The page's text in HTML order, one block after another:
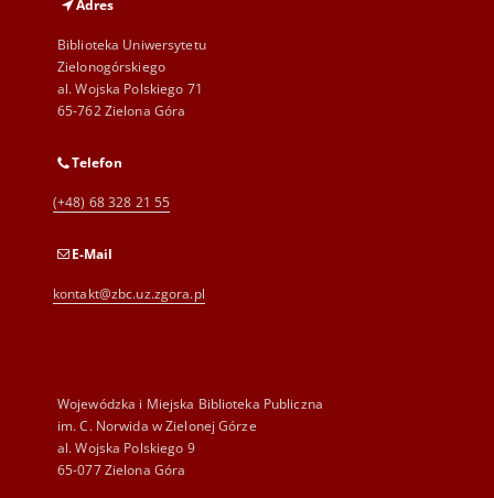
Adres
Biblioteka Uniwersytetu
Zielonogórskiego
al. Wojska Polskiego 71
65-762 Zielona Góra
Telefon
(+48) 68 328 21 55
E-Mail
kontakt@zbc.uz.zgora.pl
Wojewódzka i Miejska Biblioteka Publiczna
im. C. Norwida w Zielonej Górze
al. Wojska Polskiego 9
65-077 Zielona Góra